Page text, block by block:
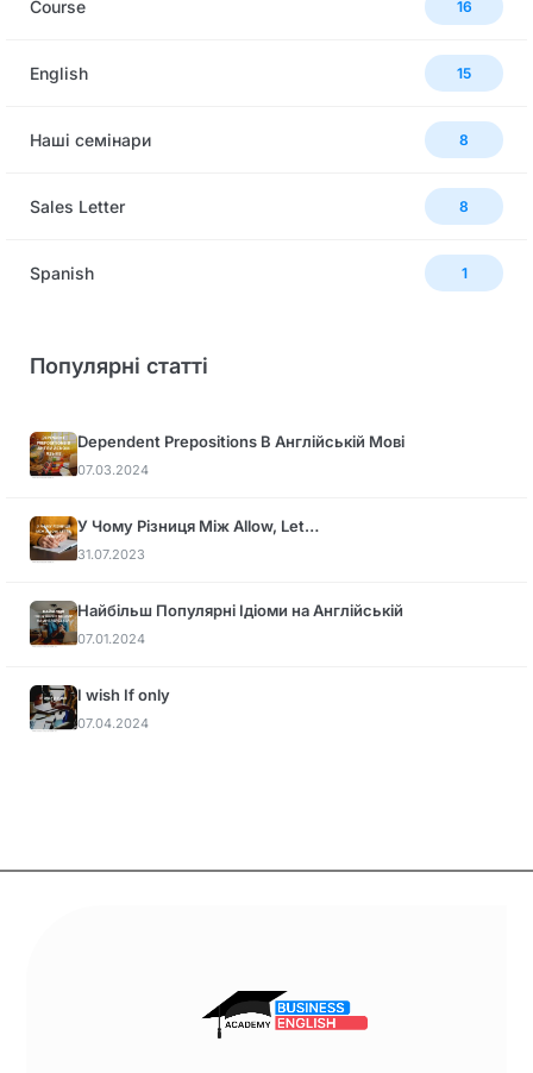
Сourse 16
English 15
Наші семінари 8
Sales Letter 8
Spanish 1
Популярні статті
Dependent Prepositions В Англійській Мові
07.03.2024
У Чому Різниця Між Allow, Let…
31.07.2023
Найбільш Популярні Ідіоми на Англійській
07.01.2024
I wish If only
07.04.2024